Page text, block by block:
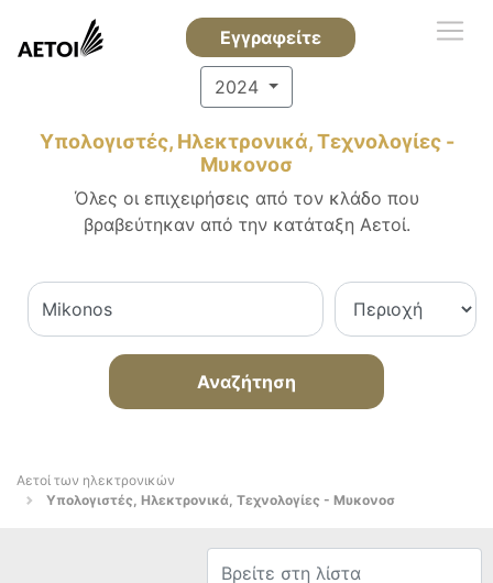
Εγγραφείτε
2024
Υπολογιστές, Ηλεκτρονικά, Τεχνολογίες -
Μυκονοσ
Όλες οι επιχειρήσεις από τον κλάδο που
βραβεύτηκαν από την κατάταξη Αετοί.
Αναζήτηση
Αετοί των ηλεκτρονικών
Υπολογιστές, Ηλεκτρονικά, Τεχνολογίες - Μυκονοσ